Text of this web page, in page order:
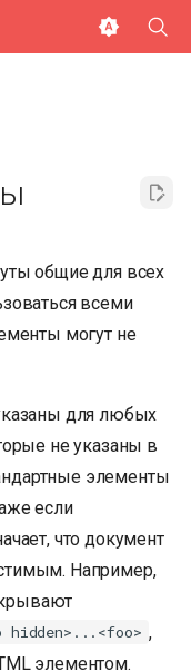
общие для всех
всеми
могут не
для любых
не указаны в
элементы
если
что документ
Например,
hidden>...<foo> ,
элементом.